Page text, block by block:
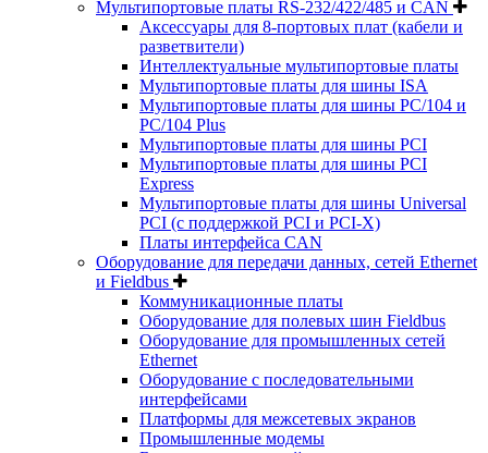
Мультипортовые платы RS-232/422/485 и CAN
Аксессуары для 8-портовых плат (кабели и
разветвители)
Интеллектуальные мультипортовые платы
Мультипортовые платы для шины ISA
Мультипортовые платы для шины PC/104 и
PC/104 Plus
Мультипортовые платы для шины PCI
Мультипортовые платы для шины PCI
Express
Мультипортовые платы для шины Universal
PCI (с поддержкой PCI и PCI-X)
Платы интерфейса CAN
Оборудование для передачи данных, сетей Ethernet
и Fieldbus
Коммуникационные платы
Оборудование для полевых шин Fieldbus
Оборудование для промышленных сетей
Ethernet
Оборудование с последовательными
интерфейсами
Платформы для межсетевых экранов
Промышленные модемы